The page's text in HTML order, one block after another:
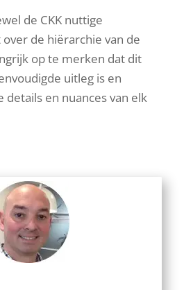
de CKK nuttige
de hiërarchie van de
op te merken dat dit
uitleg is en
details en nuances van elk